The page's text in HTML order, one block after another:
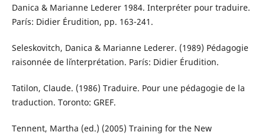
Danica & Marianne Lederer 1984. Interpréter pour traduire.
París: Didier Érudition, pp. 163-241.
Seleskovitch, Danica & Marianne Lederer. (1989) Pédagogie
raisonnée de l´interprétation. París: Didier Érudition.
Tatilon, Claude. (1986) Traduire. Pour une pédagogie de la
traduction. Toronto: GREF.
Tennent, Martha (ed.) (2005) Training for the New